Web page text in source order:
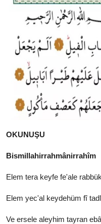
OKUNUŞU
Bismillahirrahmânirrahîm
Elem tera keyfe fe'ale
Elem yec'al keydehüm fî
Ve ersele aleyhim tayran